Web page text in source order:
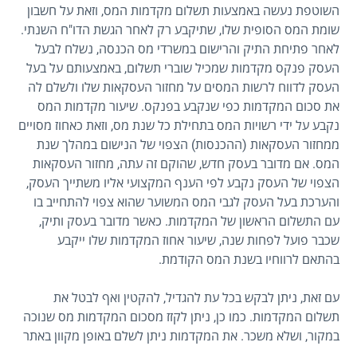
השוטפת נעשה באמצעות תשלום מקדמות המס, וזאת על חשבון
שומת המס הסופית שלו, שתיקבע רק לאחר הגשת הדו"ח השנתי.
לאחר פתיחת התיק והרישום במשרדי מס הכנסה, נשלח לבעל
העסק פנקס מקדמות שמכיל שוברי תשלום, באמצעותם על בעל
העסק לדווח לרשות המסים על מחזור העסקאות שלו ולשלם לה
את סכום המקדמות כפי שנקבע בפנקס. שיעור מקדמות המס
נקבע על ידי רשויות המס בתחילת כל שנת מס, וזאת כאחוז מסויים
ממחזור העסקאות (ההכנסות) הצפוי של הנישום במהלך שנת
המס. אם מדובר בעסק חדש, שהוקם זה עתה, מחזור העסקאות
הצפוי של העסק נקבע לפי הענף המקצועי אליו משתייך העסק,
והערכת בעל העסק לגבי המס המשוער שהוא צפוי להתחייב בו
עם התשלום הראשון של המקדמות. כאשר מדובר בעסק ותיק,
שכבר פועל לפחות שנה, שיעור אחוז המקדמות שלו ייקבע
בהתאם לרווחיו בשנת המס הקודמת.
עם זאת, ניתן לבקש בכל עת להגדיל, להקטין ואף לבטל את
תשלום המקדמות. כמו כן, ניתן לקזז מסכום המקדמות מס שנוכה
במקור, ושלא משכר. את המקדמות ניתן לשלם באופן מקוון באתר